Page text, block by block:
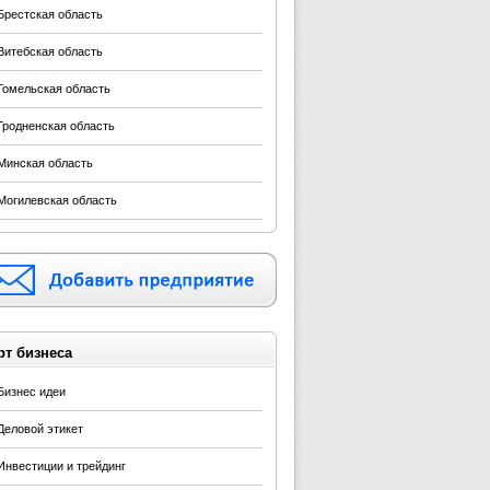
область
область
область
область
область
область
бизнеса
идеи
этикет
и трейдинг